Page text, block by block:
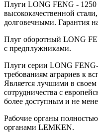
Плуги LONG FENG - 1250
высококачественной
долговечными. Гарантия
Плуг оборотный LONG
с предплужниками.
Плуги серии LONG
требованиям аграриев к
Является лучшими в своем
сотрудничества с
более доступным и не
Рабочие органы
органами LEMKEN.